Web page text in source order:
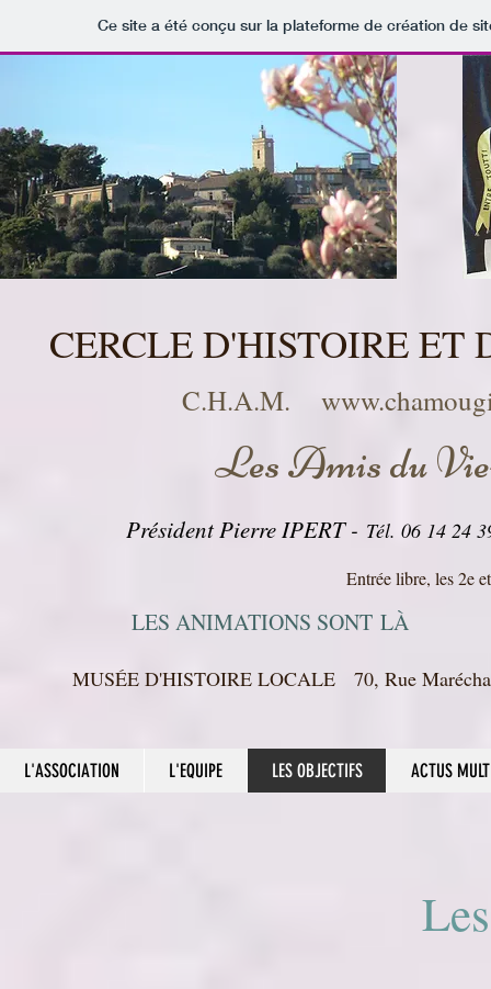
Ce site a été conçu sur la plateforme de création de
CERCLE D'HISTOIRE ET
C.H.A.M.
Les Amis du
Président Pierre IPERT - Tél. 06 14 24
Entrée libre, les 2e
LES ANIMATIONS SONT LÀ
MUSÉE D'HISTOIRE LOCALE 70, Rue
L'ASSOCIATION L'EQUIPE LES OBJECTIFS ACTUS